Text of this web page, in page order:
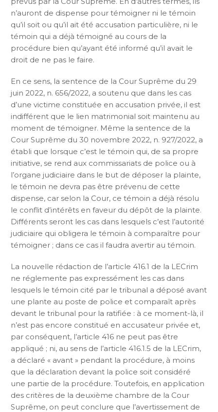
n’auront de dispense pour témoigner ni le témoin
qu’il soit ou qu’il ait été accusation particulière, ni le
témoin qui a déjà témoigné au cours de la
procédure bien qu’ayant été informé qu’il avait le
droit de ne pas le faire.
En ce sens, la sentence de la Cour Suprême du 29
juin 2022, n. 656/2022, a soutenu que dans les cas
d’une victime constituée en accusation privée, il est
indifférent que le lien matrimonial soit maintenu au
moment de témoigner. Même la sentence de la
Cour Suprême du 30 novembre 2022, n. 927/2022, a
établi que lorsque c’est le témoin qui, de sa propre
initiative, se rend aux commissariats de police ou à
l’organe judiciaire dans le but de déposer la plainte,
le témoin ne devra pas être prévenu de cette
dispense, car selon la Cour, ce témoin a déjà résolu
le conflit d’intérêts en faveur du dépôt de la plainte.
Différents seront les cas dans lesquels c’est l’autorité
judiciaire qui obligera le témoin à comparaître pour
témoigner ; dans ce cas il faudra avertir au témoin.
La nouvelle rédaction de l’article 416.1 de la LECrim
ne réglemente pas expressément les cas dans
lesquels le témoin cité par le tribunal a déposé avant
une plante au poste de police et comparaît après
devant le tribunal pour la ratifiée : à ce moment-là, il
n’est pas encore constitué en accusateur privée et,
par conséquent, l’article 416 ne peut pas être
appliqué ; ni, au sens de l’article 416.1.5 de la LECrim,
a déclaré « avant » pendant la procédure, à moins
que la déclaration devant la police soit considéré
une partie de la procédure. Toutefois, en application
des critères de la deuxième chambre de la Cour
Suprême, on peut conclure que l’avertissement de